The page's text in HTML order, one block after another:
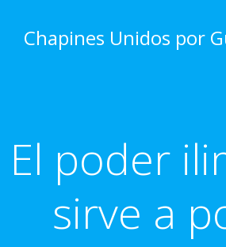
content
Chapines Unidos por
El poder
sirve a